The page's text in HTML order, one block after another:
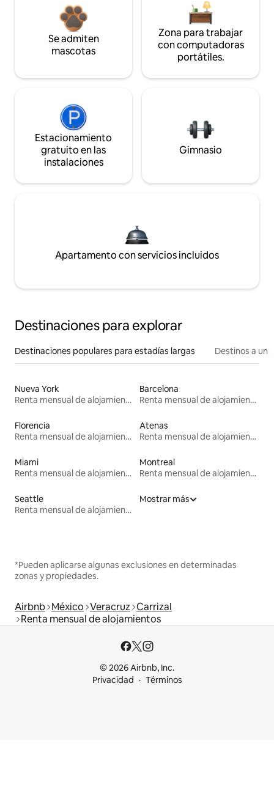
Se admiten
mascotas
Zona para trabajar
con computadoras
portátiles.
Estacionamiento
gratuito en las
instalaciones
Gimnasio
Apartamento con servicios incluidos
Destinaciones para explorar
Destinaciones populares para estadías largas Destinos a un
Nueva York
Renta mensual de alojamientos
Barcelona
Renta mensual de alojamientos
Florencia
Renta mensual de alojamientos
Atenas
Renta mensual de alojamientos
Miami
Renta mensual de alojamientos
Montreal
Renta mensual de alojamientos
Seattle
Renta mensual de alojamientos
Mostrar más
*Pueden aplicarse algunas exclusiones en determinadas
zonas y propiedades.
Airbnb México Veracruz Carrizal
Renta mensual de alojamientos
© 2026 Airbnb, Inc.
Privacidad
Términos